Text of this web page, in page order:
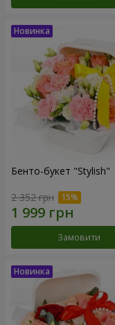
Бенто-букет "Stylish"
2 352 грн
Замовити